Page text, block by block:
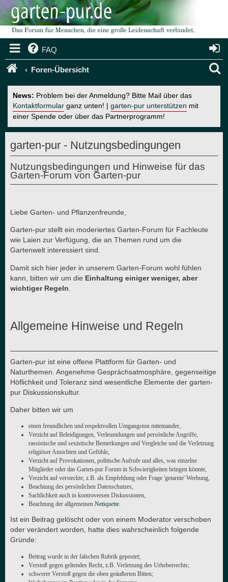
FAQ
Foren-Übersicht
News: Problem bei der Anmeldung? Bitte Mail über das
Kontaktformular ganz unten! | garten-pur unterstützen mit
einer Spende oder über das Partnerprogramm!
garten-pur - Nutzungsbedingungen
Nutzungsbedingungen und Hinweise für das
Garten-Forum von Garten-pur
Liebe Garten- und Pflanzenfreunde,
Garten-pur stellt ein moderiertes Garten-Forum für Fachleute
wie Laien zur Verfügung, die an Themen rund um die
Gartenwelt interessiert sind.
Damit sich hier jeder in unserem Garten-Forum wohl fühlen
kann, bitten wir um die Einhaltung einiger weniger, aber
wichtiger Regeln
Allgemeine Hinweise und Regeln
Garten-pur ist eine offene Plattform für Garten- und
Naturthemen. Angenehme Gesprächsatmosphäre, gegenseitige
Höflichkeit und Toleranz sind wesentliche Elemente der garten-
pur Diskussionskultur.
Daher bitten wir um
einen freundlichen und respektvollen Umgangston miteinander,
Verzicht auf Beleidigungen, Verleumdungen und persönliche Angriffe,
rassistische und sexistische Bemerkungen und Vergleiche und die Verletzung
religiöser Ansichten und Gefühle,
Verzicht auf Provokationen, politische Aufrufe und alles, was einzelne
Mitglieder oder das Garten-pur Forum in Schwierigkeiten bringen könnte,
Verzicht auf versteckte, z.B. als Empfehlung oder Frage 'getarnte' Werbung,
Beachtung des persönlichen Datenschutzes,
Sachlichkeit auch in kontroversen Diskussionen,
Beachtung der allgemeinen Netiquette.
Ist ein Beitrag gelöscht oder von einem Moderator verschoben
oder verändert worden, hatte dies wahrscheinlich folgende
Gründe:
Beitrag wurde in der falschen Rubrik gepostet;
Verstoß gegen geltendes Recht, z.B. Verletzung des Urheberrechts;
schwerer Verstoß gegen die oben geäußerten Bitten;